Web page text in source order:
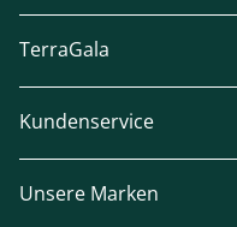
TerraGala
Kundenservice
Unsere Marken